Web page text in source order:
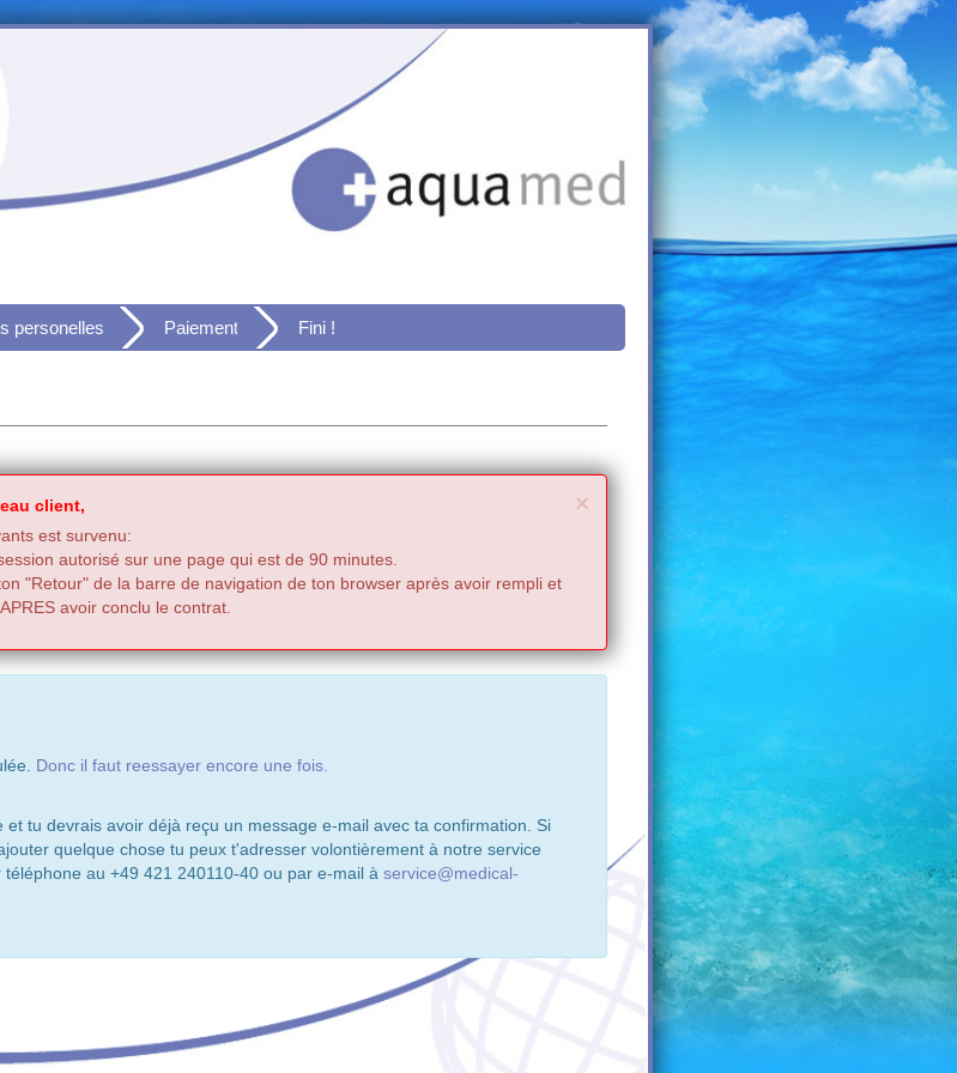
personelles Paiement Fini !
×Close
client,
est survenu:
autorisé sur une page qui est de 90 minutes.
"Retour" de la barre de navigation de ton browser après avoir rempli et
avoir conclu le contrat.
Donc il faut reessayer encore une fois.
tu devrais avoir déjà reçu un message e-mail avec ta confirmation. Si
quelque chose tu peux t'adresser volontièrement à notre service
au +49 421 240110-40 ou par e-mail à service@medical-